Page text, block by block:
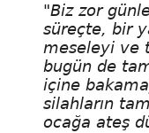
"Biz zor
süreçte, bir
meseleyi ve
bugün de
içine
silahların
ocağa ateş